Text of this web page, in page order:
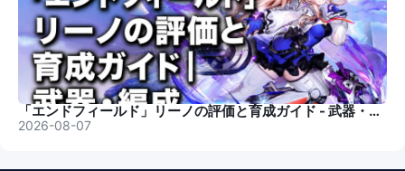
「エンドフィールド」リーノの評価と育成ガイド - 武器・編成
2026-08-07